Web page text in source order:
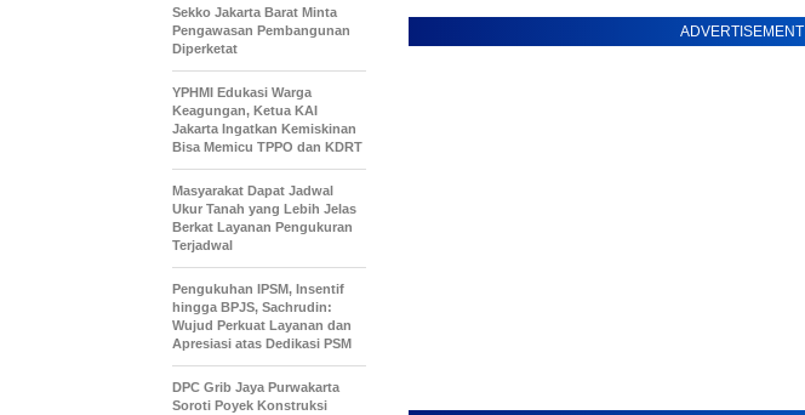
ADVERTISEMENT
Sekko Jakarta Barat Minta
Pengawasan Pembangunan
Diperketat
YPHMI Edukasi Warga
Keagungan, Ketua KAI
Jakarta Ingatkan Kemiskinan
Bisa Memicu TPPO dan KDRT
Masyarakat Dapat Jadwal
Ukur Tanah yang Lebih Jelas
Berkat Layanan Pengukuran
Terjadwal
Pengukuhan IPSM, Insentif
hingga BPJS, Sachrudin:
Wujud Perkuat Layanan dan
Apresiasi atas Dedikasi PSM
DPC Grib Jaya Purwakarta
Soroti Poyek Konstruksi